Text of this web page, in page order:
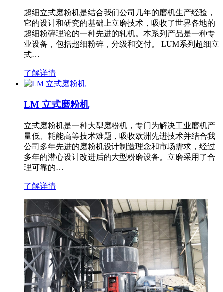
超细立式磨粉机是结合我们公司几年的磨机生产经验，
它的设计和研究的基础上立磨技术，吸收了世界各地的
超细粉碎理论的一种先进的轧机。本系列产品是一种专
业设备，包括超细粉碎，分级和交付。 LUM系列超细立
式…
了解详情
LM 立式磨粉机
立式磨粉机是一种大型磨粉机，专门为解决工业磨机产
量低、耗能高等技术难题，吸收欧洲先进技术并结合我
公司多年先进的磨粉机设计制造理念和市场需求，经过
多年的潜心设计改进后的大型粉磨设备。立磨采用了合
理可靠的…
了解详情